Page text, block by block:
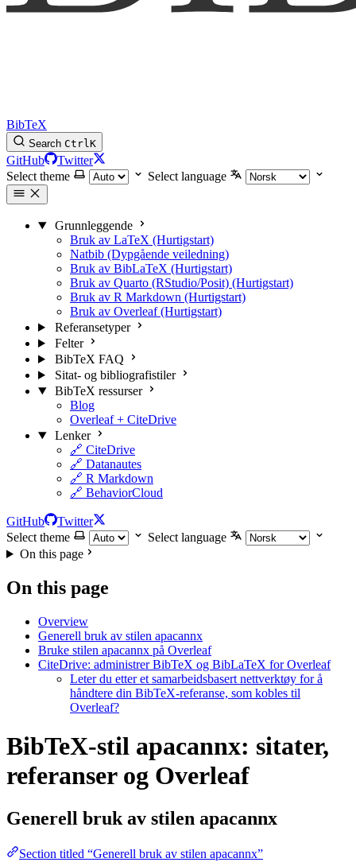
BibTeX
Search CtrlK
GitHub
Twitter
Select theme
Select language
Grunnleggende
Bruk av LaTeX (Hurtigstart)
Natbib (Dypgående veiledning)
Bruk av BibLaTeX (Hurtigstart)
Bruk av Quarto (RStudio/Posit) (Hurtigstart)
Bruk av R Markdown (Hurtigstart)
Bruk av Overleaf (Hurtigstart)
Referansetyper
Felter
BibTeX FAQ
Sitat- og bibliografistiler
BibTeX ressurser
Blog
Overleaf + CiteDrive
Lenker
🔗 CiteDrive
🔗 Datanautes
🔗 R Markdown
🔗 BehaviorCloud
GitHub
Twitter
Select theme
Select language
On this page
On this page
Overview
Generell bruk av stilen apacannx
Bruke stilen apacannx på Overleaf
CiteDrive: administrer BibTeX og BibLaTeX for Overleaf
Leter du etter et samarbeidsbasert nettverktøy for å
håndtere din BibTeX-referanse, som kobles til
Overleaf?
BibTeX-stil apacannx: sitater,
referanser og Overleaf
Generell bruk av stilen apacannx
Section titled “Generell bruk av stilen apacannx”